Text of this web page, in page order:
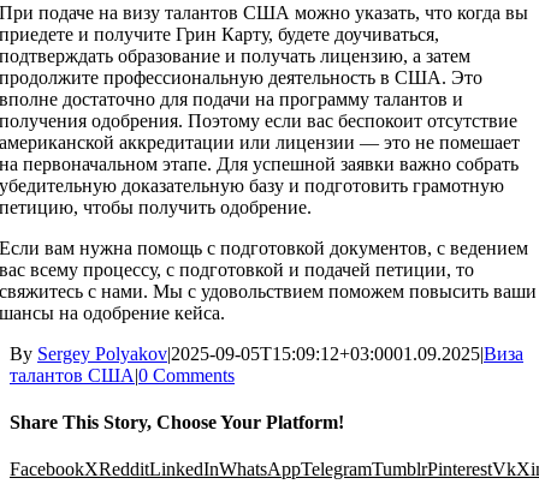
При подаче на визу талантов США можно указать, что когда вы
приедете и получите Грин Карту, будете доучиваться,
подтверждать образование и получать лицензию, а затем
продолжите профессиональную деятельность в США. Это
вполне достаточно для подачи на программу талантов и
получения одобрения. Поэтому если вас беспокоит отсутствие
американской аккредитации или лицензии — это не помешает
на первоначальном этапе. Для успешной заявки важно собрать
убедительную доказательную базу и подготовить грамотную
петицию, чтобы получить одобрение.
Если вам нужна помощь с подготовкой документов, с ведением
вас всему процессу, с подготовкой и подачей петиции, то
свяжитесь с нами. Мы с удовольствием поможем повысить ваши
шансы на одобрение кейса.
By Sergey Polyakov|2025-09-05T15:09:12+03:0001.09.2025|Виза
талантов США|0 Comments
Share This Story, Choose Your Platform!
FacebookXRedditLinkedInWhatsAppTelegramTumblrPinterestVk